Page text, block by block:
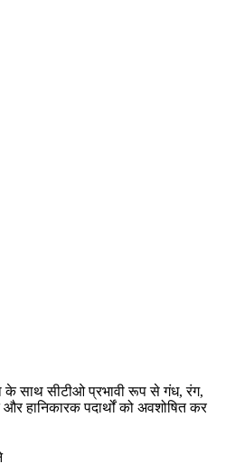
के साथ सीटीओ प्रभावी रूप से गंध, रंग,
हानिकारक पदार्थों को अवशोषित कर